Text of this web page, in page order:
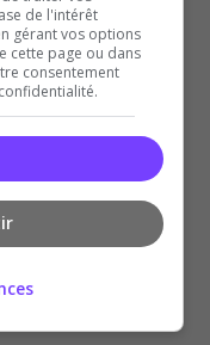
de l'intérêt
gérant vos options
cette page ou dans
consentement